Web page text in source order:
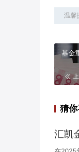
温馨
猜
汇凯